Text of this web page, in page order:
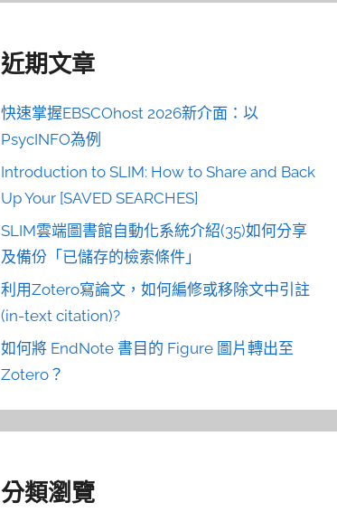
近期文章
快速掌握EBSCOhost 2026新介面：以
PsycINFO為例
Introduction to SLIM: How to Share and Back
Up Your [SAVED SEARCHES]
SLIM雲端圖書館自動化系統介紹(35)如何分享
及備份「已儲存的檢索條件」
利用Zotero寫論文，如何編修或移除文中引註
(in-text citation)?
如何將 EndNote 書目的 Figure 圖片轉出至
Zotero？
分類瀏覽